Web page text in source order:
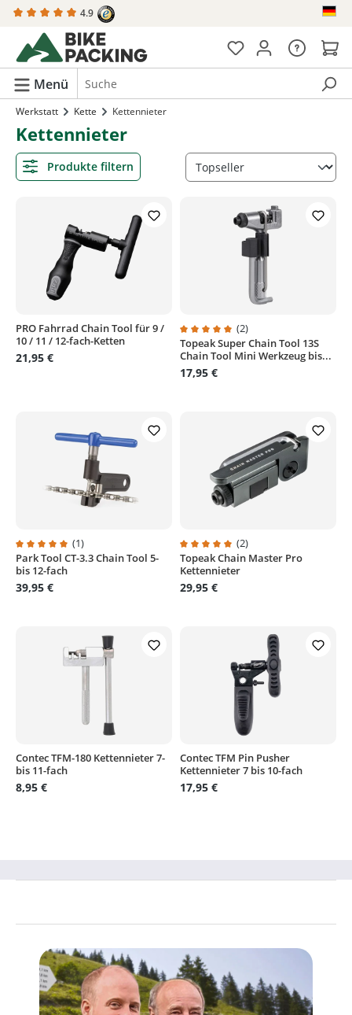
springen 4.9
Menü
Werkstatt Kette Kettennieter
Kettennieter
Produkte filtern
PRO Fahrrad Chain Tool für 9 /
10 / 11 / 12-fach-Ketten
21,95 €
Durchschnittliche Bewertung
(2)
Topeak Super Chain Tool 13S
Chain Tool Mini Werkzeug bis...
17,95 €
Durchschnittliche Bewertung von 5 von 5 Sternen
(1)
Park Tool CT-3.3 Chain Tool 5-
bis 12-fach
39,95 €
Durchschnittliche Bewertung
(2)
Topeak Chain Master Pro
Kettennieter
29,95 €
Contec TFM-180 Kettennieter 7-
bis 11-fach
8,95 €
Contec TFM Pin Pusher
Kettennieter 7 bis 10-fach
17,95 €